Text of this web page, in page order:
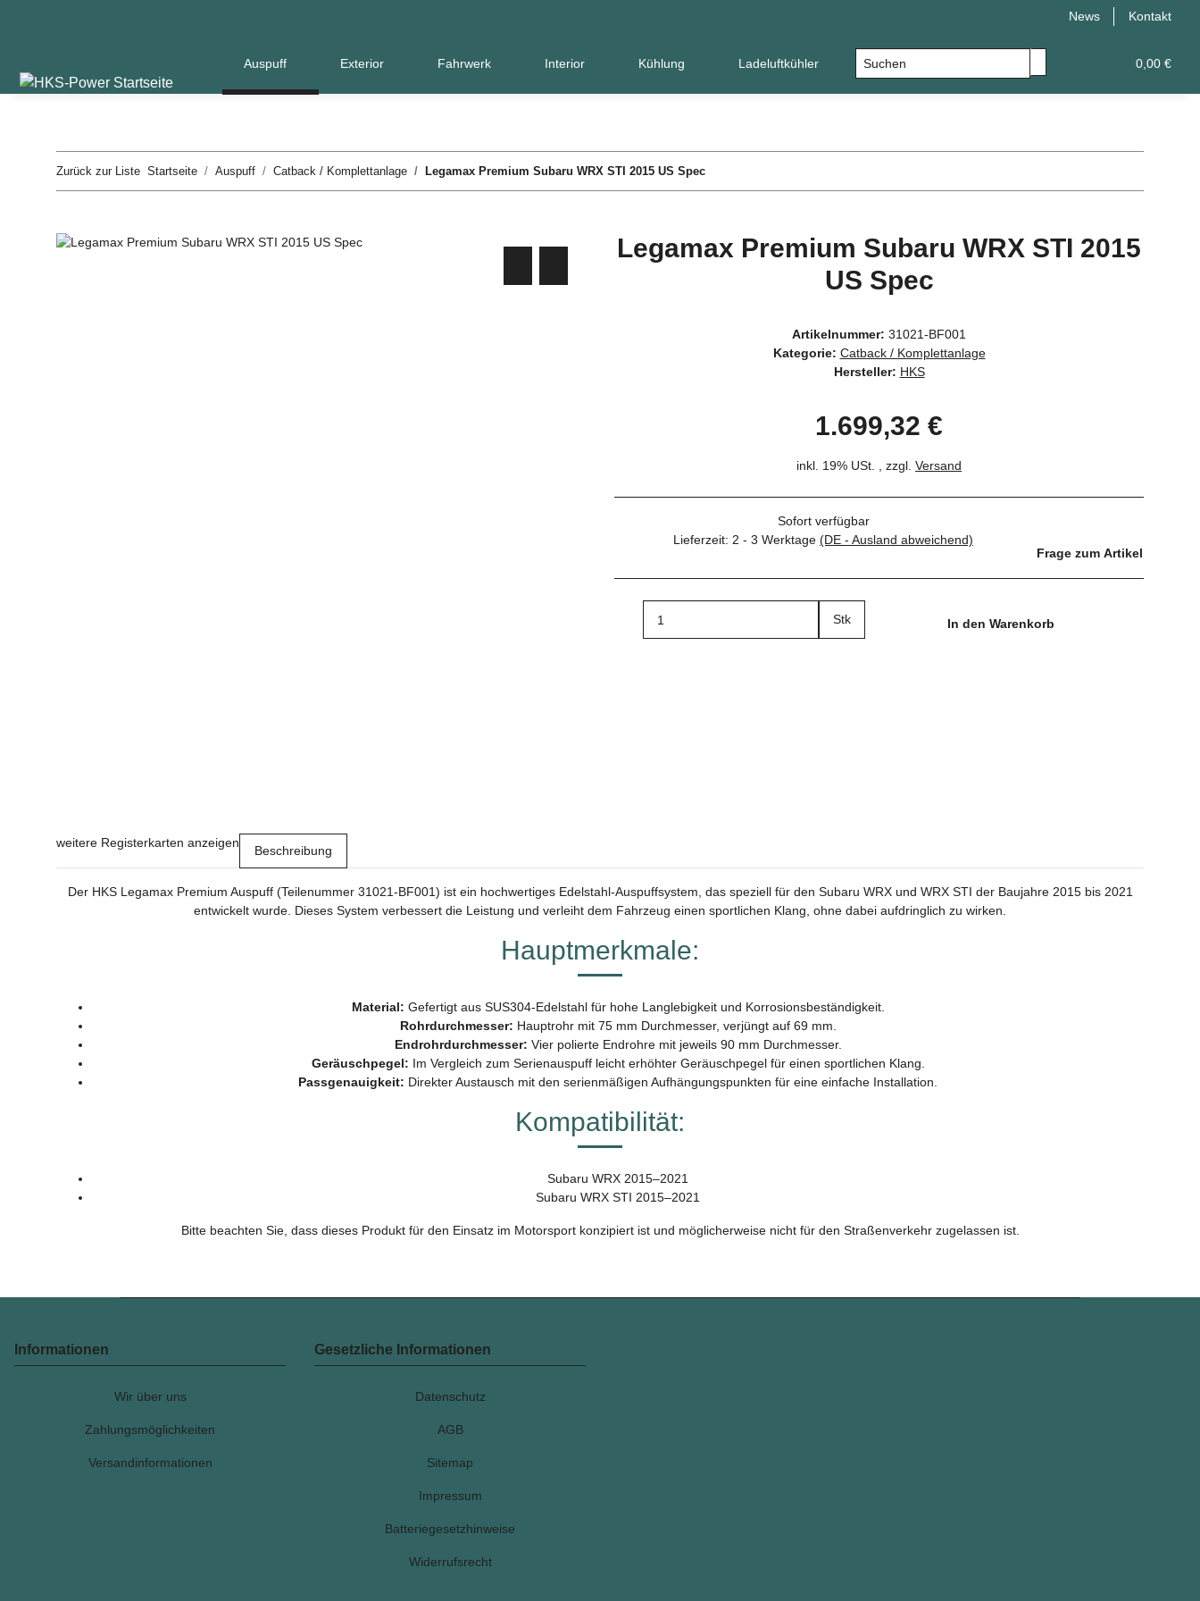
News Kontakt
0,00 €
Auspuff Exterior Fahrwerk Interior Kühlung Ladeluftkühler Leistungsupgrade
Zurück zur Liste Startseite Auspuff Catback / Komplettanlage Legamax Premium Subaru WRX STI 2015 US Spec
Legamax Premium Subaru WRX STI 2015
US Spec
Artikelnummer: 31021-BF001
Kategorie: Catback / Komplettanlage
Hersteller: HKS
1.699,32 €
inkl. 19% USt. , zzgl. Versand
Sofort verfügbar
Lieferzeit: 2 - 3 Werktage (DE - Ausland abweichend)
Frage zum Artikel
Stk In den Warenkorb
weitere Registerkarten anzeigen
Beschreibung
Der HKS Legamax Premium Auspuff (Teilenummer 31021-BF001) ist ein hochwertiges Edelstahl-Auspuffsystem, das speziell für den Subaru WRX und WRX STI der Baujahre 2015 bis 2021
entwickelt wurde. Dieses System verbessert die Leistung und verleiht dem Fahrzeug einen sportlichen Klang, ohne dabei aufdringlich zu wirken.
Hauptmerkmale:
Material: Gefertigt aus SUS304-Edelstahl für hohe Langlebigkeit und Korrosionsbeständigkeit.
Rohrdurchmesser: Hauptrohr mit 75 mm Durchmesser, verjüngt auf 69 mm.
Endrohrdurchmesser: Vier polierte Endrohre mit jeweils 90 mm Durchmesser.
Geräuschpegel: Im Vergleich zum Serienauspuff leicht erhöhter Geräuschpegel für einen sportlichen Klang.
Passgenauigkeit: Direkter Austausch mit den serienmäßigen Aufhängungspunkten für eine einfache Installation.
Kompatibilität:
Subaru WRX 2015–2021
Subaru WRX STI 2015–2021
Bitte beachten Sie, dass dieses Produkt für den Einsatz im Motorsport konzipiert ist und möglicherweise nicht für den Straßenverkehr zugelassen ist.
Informationen
Wir über uns
Zahlungsmöglichkeiten
Versandinformationen
Gesetzliche Informationen
Datenschutz
AGB
Sitemap
Impressum
Batteriegesetzhinweise
Widerrufsrecht